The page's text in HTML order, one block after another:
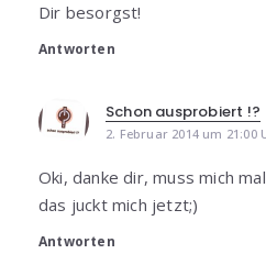
Dir besorgst!
Antworten
Schon ausprobiert !?
2. Februar 2014 um 21:00
Oki, danke dir, muss mich
das juckt mich jetzt;)
Antworten